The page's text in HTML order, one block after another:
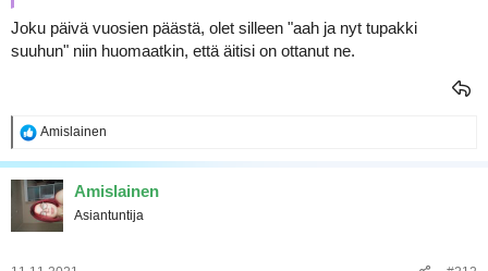
i
t
a
ä
Joku päivä vuosien päästä, olet silleen "aah ja nyt tupakki
suuhun" niin huomaatkin, että äitisi on ottanut ne.
R
a
k
t
i
o
Amislainen
Amislainen
Asiantuntija